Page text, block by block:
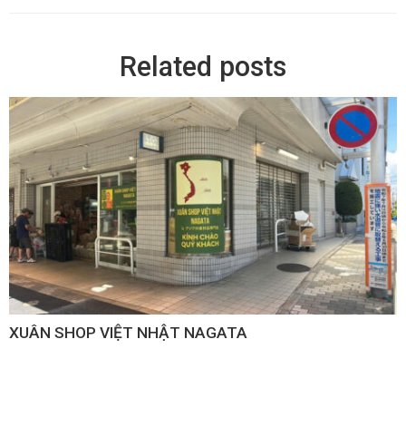
Related posts
XUÂN SHOP VIỆT NHẬT NAGATA